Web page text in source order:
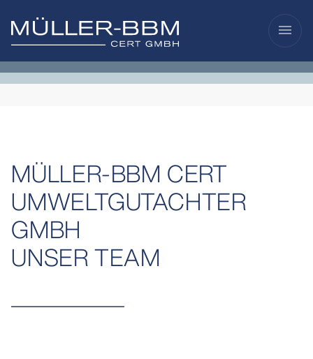
menu
MÜLLER-BBM CERT
UMWELTGUTACHTER
GMBH
UNSER TEAM